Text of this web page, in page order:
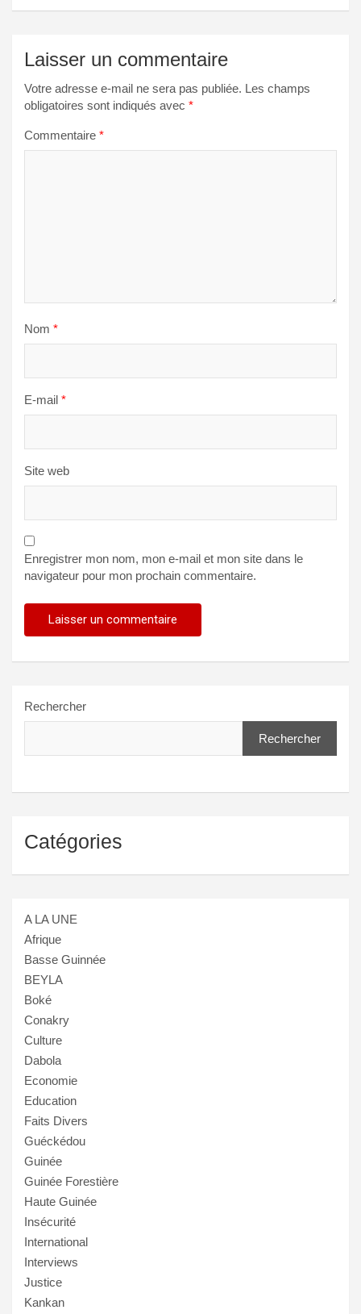
Laisser un commentaire
Votre adresse e-mail ne sera pas publiée. Les champs
obligatoires sont indiqués avec *
Commentaire *
Nom *
E-mail *
Site web
Enregistrer mon nom, mon e-mail et mon site dans le
navigateur pour mon prochain commentaire.
Rechercher
Rechercher
Catégories
A LA UNE
Afrique
Basse Guinnée
BEYLA
Boké
Conakry
Culture
Dabola
Economie
Education
Faits Divers
Guéckédou
Guinée
Guinée Forestière
Haute Guinée
Insécurité
International
Interviews
Justice
Kankan